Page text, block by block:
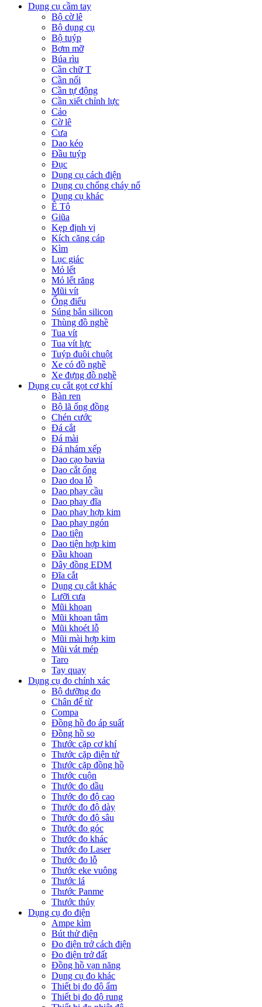
Dụng cụ cầm tay
Bộ cờ lê
Bộ dụng cụ
Bộ tuýp
Bơm mỡ
Búa rìu
Cần chữ T
Cần nối
Cần tự động
Cần xiết chỉnh lực
Cảo
Cờ lê
Cưa
Dao kéo
Đầu tuýp
Đục
Dụng cụ cách điện
Dụng cụ chống cháy nổ
Dụng cụ khác
Ê Tô
Giũa
Kẹp định vị
Kích căng cáp
Kìm
Lục giác
Mỏ lết
Mỏ lết răng
Mũi vít
Ống điếu
Súng bắn silicon
Thùng đồ nghề
Tua vít
Tua vít lực
Tuýp đuôi chuột
Xe có đồ nghề
Xe đựng đồ nghề
Dụng cụ cắt gọt cơ khí
Bàn ren
Bộ lã ống đồng
Chén cước
Đá cắt
Đá mài
Đá nhám xếp
Dao cạo bavia
Dao cắt ống
Dao doa lỗ
Dao phay cầu
Dao phay đĩa
Dao phay hợp kim
Dao phay ngón
Dao tiện
Dao tiện hợp kim
Đầu khoan
Dây đồng EDM
Đĩa cắt
Dụng cụ cắt khác
Lưỡi cưa
Mũi khoan
Mũi khoan tâm
Mũi khoét lỗ
Mũi mài hợp kim
Mũi vát mép
Taro
Tay quay
Dụng cụ đo chính xác
Bộ dưỡng đo
Chân đế từ
Compa
Đồng hồ đo áp suất
Đồng hồ so
Thước cặp cơ khí
Thước cặp điện tử
Thước cặp đồng hồ
Thước cuộn
Thước đo dầu
Thước đo độ cao
Thước đo độ dày
Thước đo độ sâu
Thước đo góc
Thước đo khác
Thước đo Laser
Thước đo lỗ
Thước eke vuông
Thước lá
Thước Panme
Thước thủy
Dụng cụ đo điện
Ampe kìm
Bút thử điện
Đo điện trở cách điện
Đo điện trở đất
Đồng hồ vạn năng
Dụng cụ đo khác
Thiết bị đo độ ẩm
Thiết bị đo độ rung